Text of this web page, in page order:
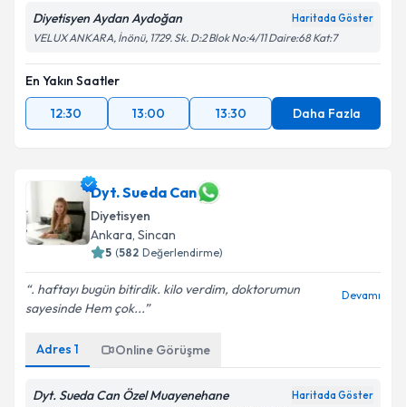
Diyetisyen Aydan Aydoğan Haritada Göster
VELUX ANKARA, İnönü, 1729. Sk. D:2 Blok No:4/11 Daire:68 Kat:7
En Yakın Saatler
12:30
13:00 13:30 Daha Fazla
Dyt. Sueda Can
Diyetisyen
Ankara, Sincan
5 (582 Değerlendirme)
. haftayı bugün bitirdik. kilo verdim, doktorumun
sayesinde Hem çok...
Devamı
Adres 1 Online Görüşme
Dyt. Sueda Can Özel Muayenehane Haritada Göster